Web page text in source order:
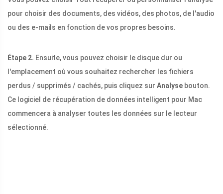
pour choisir des documents, des vidéos, des photos, de l'audio
ou des e-mails en fonction de vos propres besoins.
Étape 2. Ensuite, vous pouvez choisir le disque dur ou
l'emplacement où vous souhaitez rechercher les fichiers
perdus / supprimés / cachés, puis cliquez sur Analyse bouton.
Ce logiciel de récupération de données intelligent pour Mac
commencera à analyser toutes les données sur le lecteur
sélectionné.